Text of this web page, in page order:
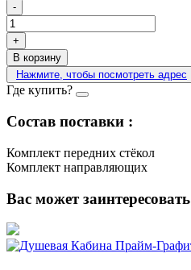
-
+
В корзину
Нажмите, чтобы посмотреть адрес
Где купить?
Состав поставки :
Комплект передних стёкол
Комплект направляющих
Вас может заинтересовать